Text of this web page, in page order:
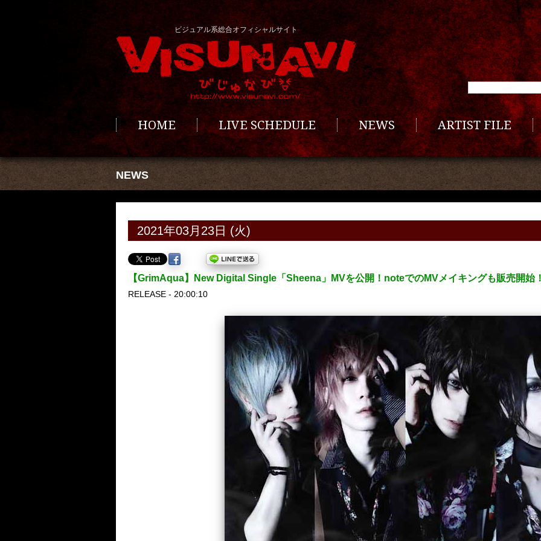
ビジュアル系総合オフィシャルサイト
HOME LIVE SCHEDULE NEWS ARTIST FILE
NEWS
2021年03月23日 (火)
【GrimAqua】New Digital Single「Sheena」MVを公開！noteでのMVメイキングも販売開始
RELEASE - 20:00:10